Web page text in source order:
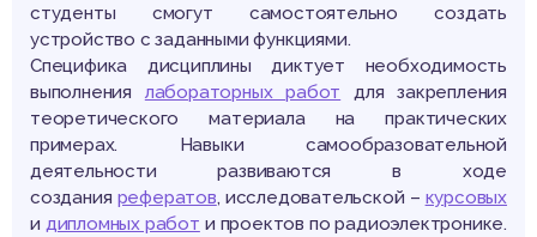
студенты смогут самостоятельно создать
устройство с заданными функциями.
Специфика дисциплины диктует необходимость
выполнения лабораторных работ для закрепления
теоретического материала на практических
примерах. Навыки самообразовательной
деятельности развиваются в ходе
создания рефератов, исследовательской – курсовых
и дипломных работ и проектов по радиоэлектронике.